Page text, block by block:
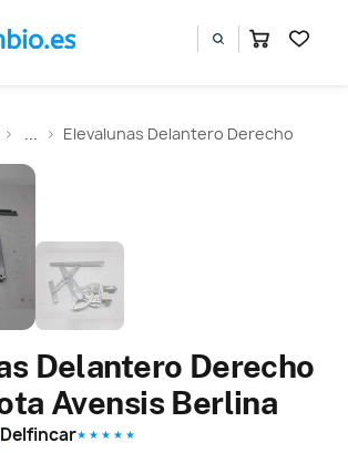
Elevalunas Delantero Derecho
Delantero Derecho
Avensis Berlina
Delfincar★ ★ ★ ★ ★